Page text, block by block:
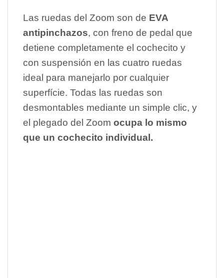
Las ruedas del Zoom son de EVA
antipinchazos, con freno de pedal que
detiene completamente el cochecito y
con suspensión en las cuatro ruedas
ideal para manejarlo por cualquier
superfície. Todas las ruedas son
desmontables mediante un simple clic, y
el plegado del Zoom ocupa lo mismo
que un cochecito individual.